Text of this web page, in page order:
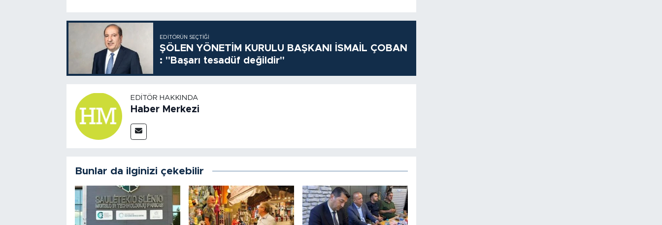
EDITÖRÜN SEÇTIĞI
ŞÖLEN YÖNETİM KURULU BAŞKANI İSMAİL ÇOBAN
: "Başarı tesadüf değildir"
EDITÖR HAKKINDA
Haber Merkezi
Bunlar da ilginizi çekebilir